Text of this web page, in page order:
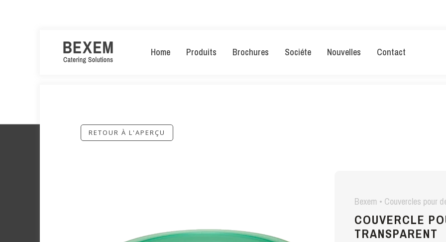
Home Produits Brochures Sociéte Nouvelles Contact
RETOUR À L'APERÇU
Bexem • Couvercles pour
COUVERCLE
TRANSPARENT